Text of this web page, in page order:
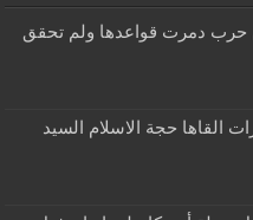
حرب دمرت قواعدها ولم تحقق
القاها حجة الاسلام السيد